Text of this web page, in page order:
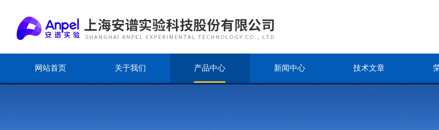
网站首页 关于我们 产品中心 新闻中心 技术文章